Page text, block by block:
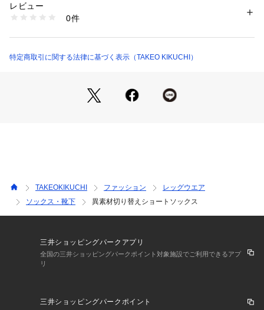
すめです。
ります。また、パソコン・スマートフォンなどの環境により、
商品番号：
070-05723 （ショップ）
レビュー
0件
特定商取引に関する法律に基づく表示（TAKEO KIKUCHI）
TAKEOKIKUCHI ファッション
レッグウエア
ソックス・靴下
異素材切り替えショートソックス
三井ショッピングパークアプリ
全国の三井ショッピングパークポイント対象施設でご利用できるアプ
リ
三井ショッピングパークポイント